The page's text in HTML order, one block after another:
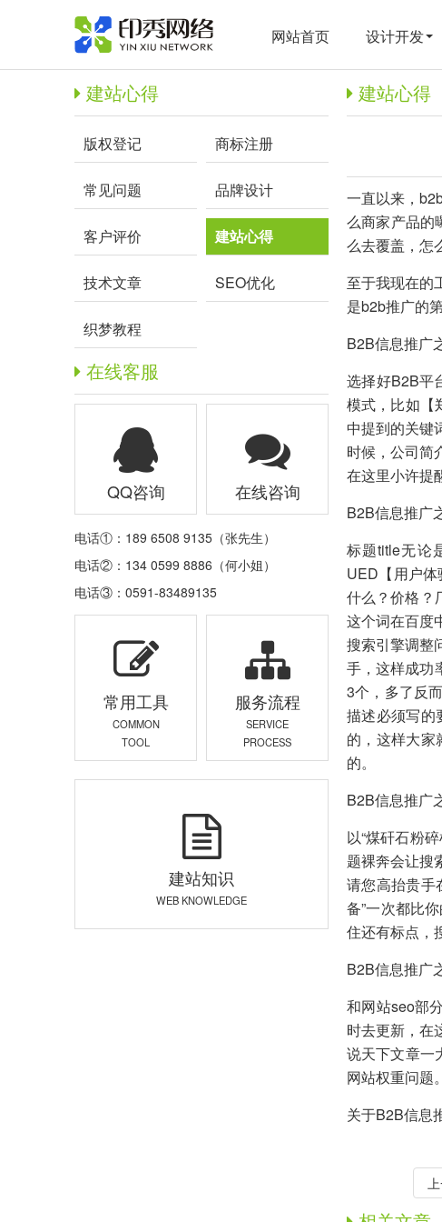
网站首页 设计开发
建站心得
版权登记 商标注册
常见问题 品牌设计
客户评价 建站心得
技术文章 SEO优化
织梦教程
在线客服
QQ咨询 在线咨询
电话①：189 6508 9135（张先生）
电话②：134 0599 8886（何小姐）
电话③：0591-83489135
常用工具
COMMON
TOOL
服务流程
SERVICE
PROCESS
建站知识
WEB KNOWLEDGE
建站心得
一直以来，
么商家产品的
么去覆盖，怎
至于我现在的
是b2b推广的
B2B信息推广
选择好B2B平
模式，比如【
中提到的关键
时候，公司简
在这里小许提
B2B信息推广
标题title无论
UED【用户
什么？价格？
这个词在百度
搜索引擎调整
手，这样成功
3个，多了反
描述必须写的
的，这样大家
的。
B2B信息推广
以“煤矸石粉
题裸奔会让搜
请您高抬贵手
备”一次都比
住还有标点，
B2B信息推广
和网站seo部
时去更新，在
说天下文章一
网站权重问题。
关于B2B信息
上